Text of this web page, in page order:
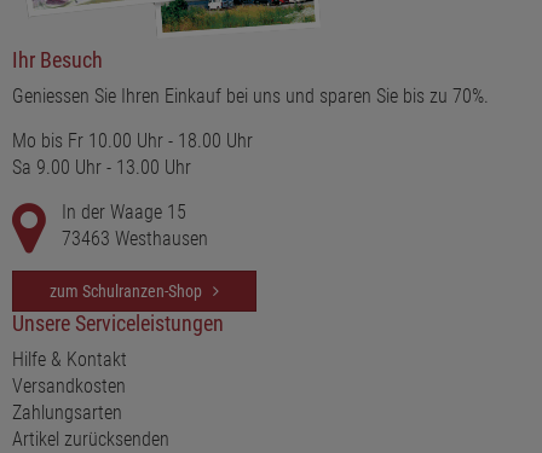
Ihr Besuch
Geniessen Sie Ihren Einkauf bei uns und sparen Sie bis zu 70%.
Mo bis Fr 10.00 Uhr - 18.00 Uhr
Sa 9.00 Uhr - 13.00 Uhr
In der Waage 15
73463 Westhausen
zum Schulranzen-Shop
Unsere Serviceleistungen
Hilfe & Kontakt
Versandkosten
Zahlungsarten
Artikel zurücksenden